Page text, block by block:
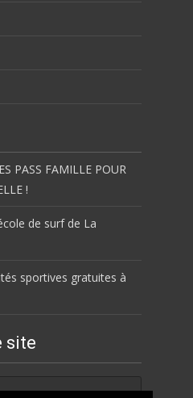
PASS FAMILLE POUR
!
de surf de La
sportives gratuites à
site